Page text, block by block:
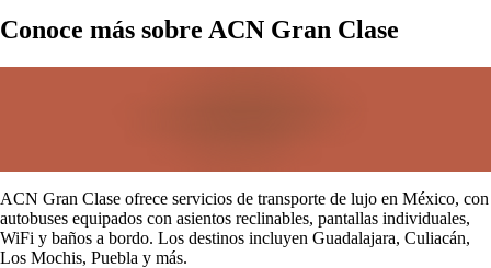
Conoce más sobre ACN Gran Clase
ACN Gran Clase ofrece servicios de transporte de lujo en México, con
autobuses equipados con asientos reclinables, pantallas individuales,
WiFi y baños a bordo. Los destinos incluyen Guadalajara, Culiacán,
Los Mochis, Puebla y más.